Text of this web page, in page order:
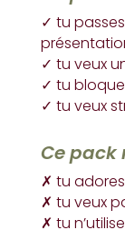
✓ tu
✓ tu veux
✓ tu
✓ tu veux
Ce pack
✗ tu
✗ tu veux
✗ tu